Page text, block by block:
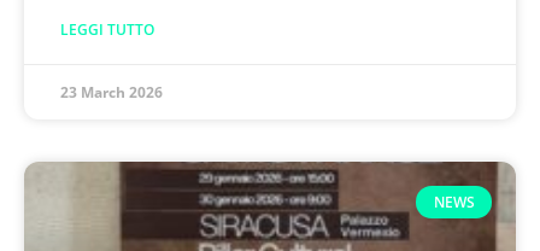
LEGGI TUTTO
23 March 2026
NEWS